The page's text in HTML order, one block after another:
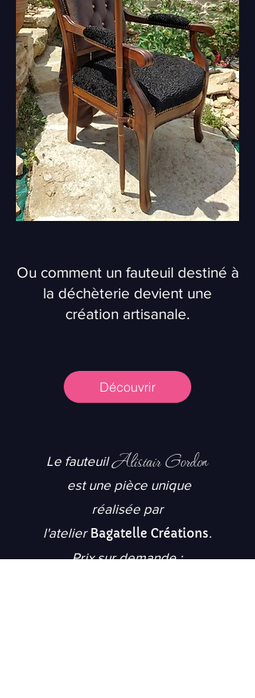
Ou comment un fauteuil destiné à
la déchèterie devient une
création artisanale.
Découvrir
Le fauteuil Alistair Gordon
est une pièce unique
réalisée par
l'atelierBagatelle Créations.
Prix sur demande :